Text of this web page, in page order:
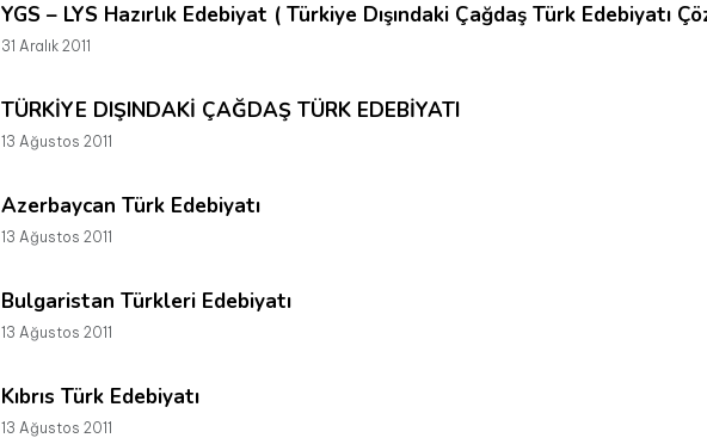
YGS – LYS Hazırlık Edebiyat ( Türkiye Dışındaki Çağdaş Türk Edebiyatı
31 Aralık 2011
TÜRKİYE DIŞINDAKİ ÇAĞDAŞ TÜRK EDEBİYATI
13 Ağustos 2011
Azerbaycan Türk Edebiyatı
13 Ağustos 2011
Bulgaristan Türkleri Edebiyatı
13 Ağustos 2011
Kıbrıs Türk Edebiyatı
13 Ağustos 2011